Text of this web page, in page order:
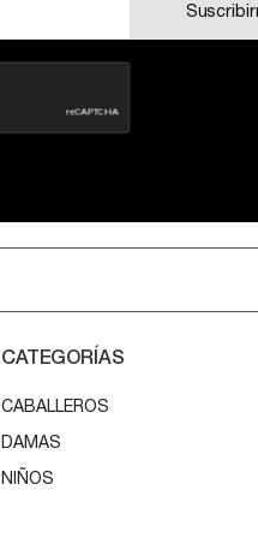
CATEGORÍAS
CABALLEROS
DAMAS
NIÑOS